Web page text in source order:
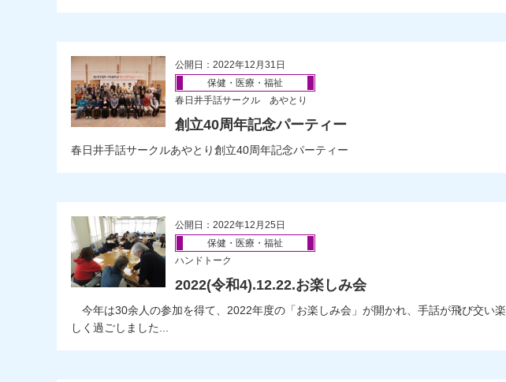
公開日：2022年12月31日
保健・医療・福祉
春日井手話サークル あやとり
創立40周年記念パーティー
春日井手話サークルあやとり創立40周年記念パーティー
公開日：2022年12月25日
保健・医療・福祉
ハンドトーク
2022(令和4).12.22.お楽しみ会
今年は30余人の参加を得て、2022年度の「お楽しみ会」が開かれ、手話が飛び交い楽
しく過ごしました...